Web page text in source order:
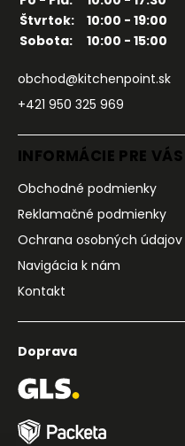
Štvrtok:
10:00 - 19:00
Sobota:
10:00 - 15:00
obchod@kitchenpoint.sk
+421 950 325 969
INFORMÁCIE PRE VÁS
Obchodné podmienky
Reklamačné podmienky
Ochrana osobných údajov
Navigácia k nám
Kontakt
Doprava